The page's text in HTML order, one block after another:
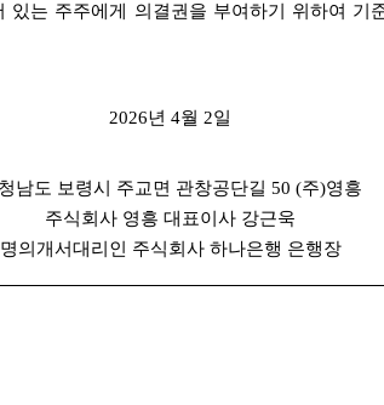
있는 주주에게 의결권을 부여하기 위하여 기
2026년 4월 2일
남도 보령시 주교면 관창공단길 50 (주)영흥
주식회사 영흥 대표이사 강근욱
명의개서대리인 주식회사 하나은행 은행장